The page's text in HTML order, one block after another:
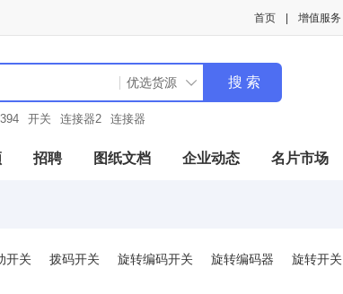
增值服务
首页
开关 连接器2 连接器
招聘 图纸文档 企业动态 名片市场
开关 拨码开关 旋转编码开关 旋转编码器 旋转开关